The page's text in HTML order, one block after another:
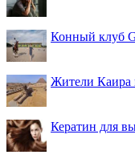
Конный клуб
Жители Каира
Кератин для